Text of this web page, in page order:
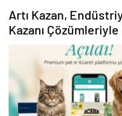
Artı Kazan,
Kazanı
Tesislerine Verimli
Sunuyor